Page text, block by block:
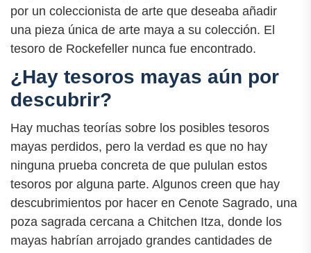
por un coleccionista de arte que deseaba añadir
una pieza única de arte maya a su colección. El
tesoro de Rockefeller nunca fue encontrado.
¿Hay tesoros mayas aún por
descubrir?
Hay muchas teorías sobre los posibles tesoros
mayas perdidos, pero la verdad es que no hay
ninguna prueba concreta de que pululan estos
tesoros por alguna parte. Algunos creen que hay
descubrimientos por hacer en Cenote Sagrado, una
poza sagrada cercana a Chitchen Itza, donde los
mayas habrían arrojado grandes cantidades de